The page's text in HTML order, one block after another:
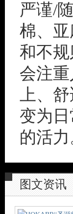
严谨/
棉、
和不
会注
上、
变为
的活力
图文资讯